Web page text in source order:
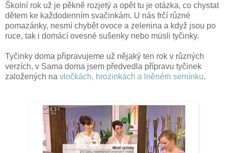
Školní rok už je pěkně rozjetý a opět tu je otázka, co chystat
dětem ke každodenním svačinkám. U nás frčí různé
pomazánky, nesmí chybět ovoce a zelenina a když jsou po
ruce, tak i domácí ovesné sušenky nebo müsli tyčinky.
Tyčinky doma připravujeme už nějaký ten rok v různých
verzích, v Sama doma jsem předvedla přípravu tyčinek
založených na vločkách, hrozinkách a lněném semínku.